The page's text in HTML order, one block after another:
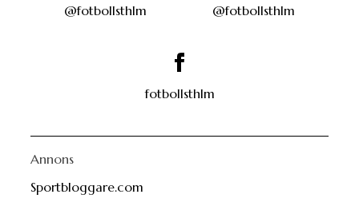
@fotbollsthlm @fotbollsthlm
fotbollsthlm
Annons
Sportbloggare.com